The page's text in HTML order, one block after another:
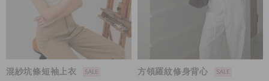
混紗坑條短袖上衣
方領羅紋修身背心